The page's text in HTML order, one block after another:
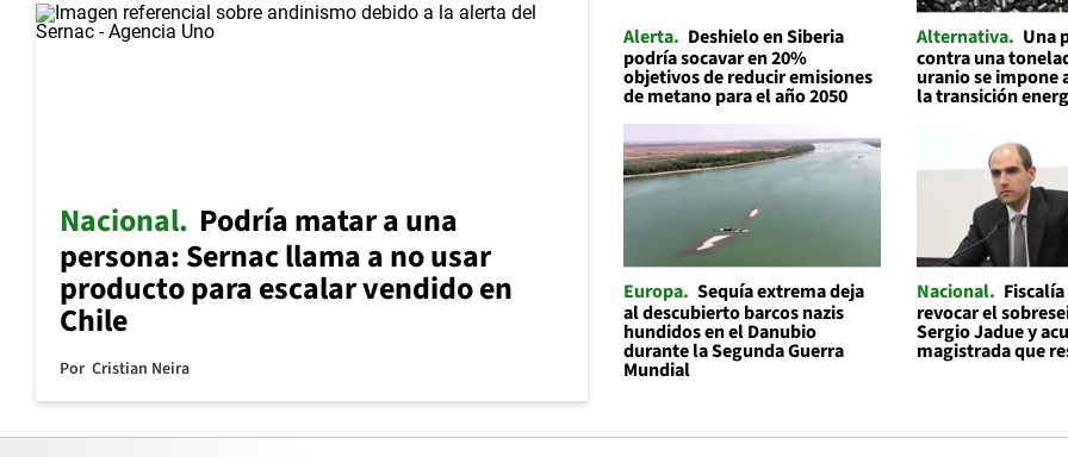
Nacional Podría matar a una
persona: Sernac llama a no usar
producto para escalar vendido en
Chile
Por Cristian Neira
Alerta
Deshielo en Siberia
podría socavar en 20%
objetivos de reducir emisiones
de metano para el año 2050
Alternativa Una
contra una
uranio se impone
la transición
Europa Sequía extrema deja
al descubierto barcos nazis
hundidos en el Danubio
durante la Segunda Guerra
Mundial
Nacional
revocar el
Sergio Jadue y
magistrada que